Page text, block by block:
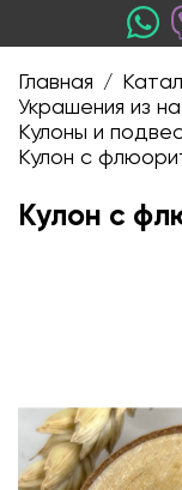
Главная /
Украшения из
Кулоны и
Кулон с
Кулон с